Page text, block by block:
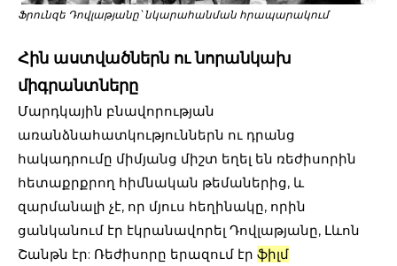
Ֆրունզե Դովլաթյանը՝ նկարահանման հրապարակում
Հին աստվածներն ու նորանկախ
միգրանտները
Մարդկային բնավորության
առանձնահատկություններն ու դրանց
հակադրումը միմյանց միշտ եղել են ռեժիսորին
հետաքրքրող հիմնական թեմաներից, և
զարմանալի չէ, որ մյուս հեղինակը, որին
ցանկանում էր էկրանավորել Դովլաթյանը, Լևոն
Շանթն էր: Ռեժիսորը երազում էր ֆիլմ